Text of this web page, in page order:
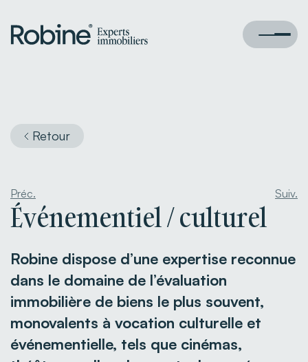
Retour
Événementiel / culturel
Robine dispose d’une expertise reconnue
dans le domaine de l’évaluation
immobilière de biens le plus souvent,
monovalents à vocation culturelle et
événementielle, tels que cinémas,
Préc. Suiv.